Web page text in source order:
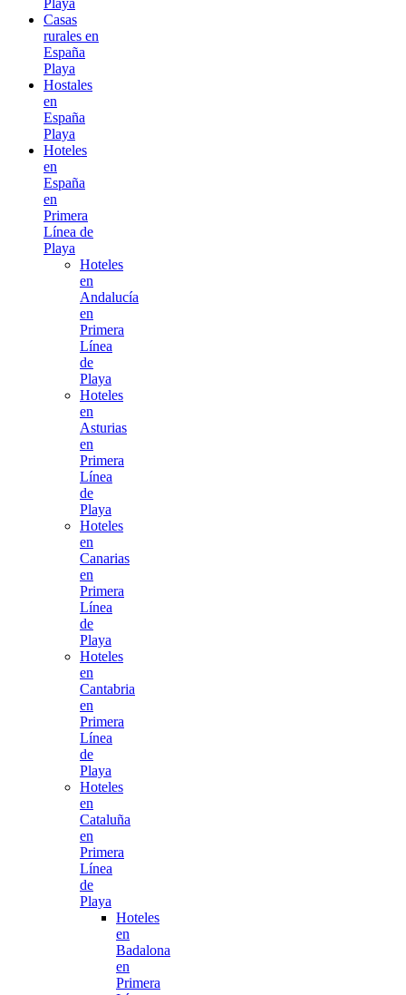
Playa
Casas
rurales en
España
Playa
Hostales
en
España
Playa
Hoteles
en
España
en
Primera
Línea de
Playa
Hoteles
en
Andalucía
en
Primera
Línea
de
Playa
Hoteles
en
Asturias
en
Primera
Línea
de
Playa
Hoteles
en
Canarias
en
Primera
Línea
de
Playa
Hoteles
en
Cantabria
en
Primera
Línea
de
Playa
Hoteles
en
Cataluña
en
Primera
Línea
de
Playa
Hoteles
en
Badalona
en
Primera